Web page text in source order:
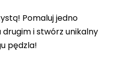
Pomaluj jedno
i stwórz unikalny
pędzla!